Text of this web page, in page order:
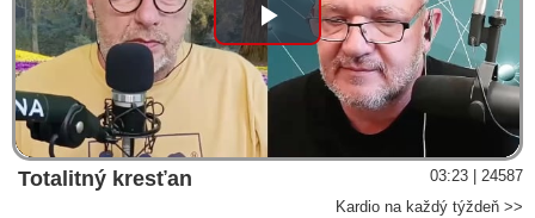
Play
Video
Totalitný kresťan
03:23 | 24587
Kardio na každý týždeň >>